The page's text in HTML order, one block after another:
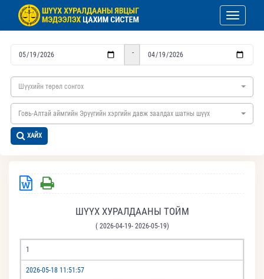
Toggle
-
Шүүхийн төрөл сонгох
Говь-Алтай аймгийн Эрүүгийн хэргийн давж заалдах шатны шүүх
ХАЙХ
ШҮҮХ ХУРАЛДААНЫ ТОЙМ
( 2026-04-19- 2026-05-19)
1
2026-05-18 11:51:57